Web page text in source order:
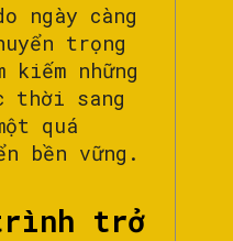
ngày càng
trọng
những
thời sang
quá
bền vững.
trở